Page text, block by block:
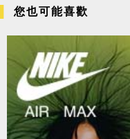
您也可能喜歡